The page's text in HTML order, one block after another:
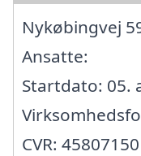
Nykøbingvej
Ansatte:
Startdato: 05.
CVR: 45807150